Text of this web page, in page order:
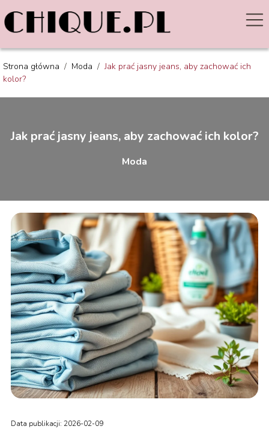
Strona główna / Moda /Jak prać jasny jeans, aby zachować ich
kolor?
Jak prać jasny jeans, aby zachować ich kolor?
Moda
Data publikacji: 2026-02-09